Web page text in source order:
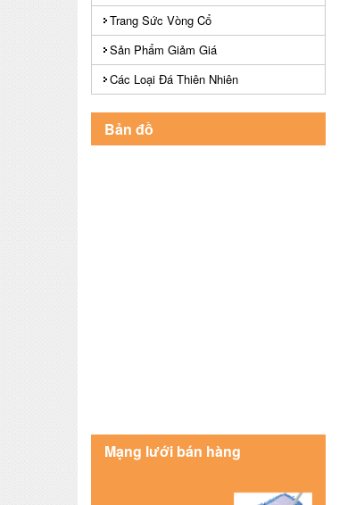
Trang Sức Vòng Cổ
Sản Phẩm Giảm Giá
Các Loại Đá Thiên Nhiên
Bản đồ
Mạng lưới bán hàng